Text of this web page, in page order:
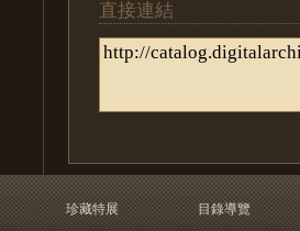
直接連結
珍藏特展
目錄導覽